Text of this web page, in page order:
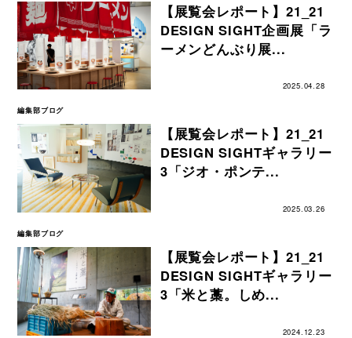
【展覧会レポート】21_21
DESIGN SIGHT企画展「ラ
ーメンどんぶり展...
2025.04.28
編集部ブログ
【展覧会レポート】21_21
DESIGN SIGHTギャラリー
3「ジオ・ポンテ...
2025.03.26
編集部ブログ
【展覧会レポート】21_21
DESIGN SIGHTギャラリー
3「米と藁。しめ...
2024.12.23